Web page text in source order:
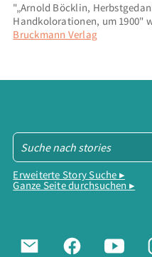
"„Arnold Böcklin,
Handkolorationen, um 1900"
Bruckmann Verlag
Erweiterte Story Suche ▸
Ganze Seite durchsuchen ▸